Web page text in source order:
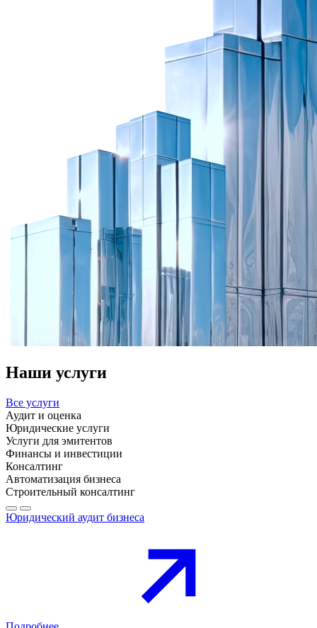
Наши услуги
Все услуги
Аудит и оценка
Юридические услуги
Услуги для эмитентов
Финансы и инвестиции
Консалтинг
Автоматизация бизнеса
Строительный консалтинг
Юридический аудит бизнеса